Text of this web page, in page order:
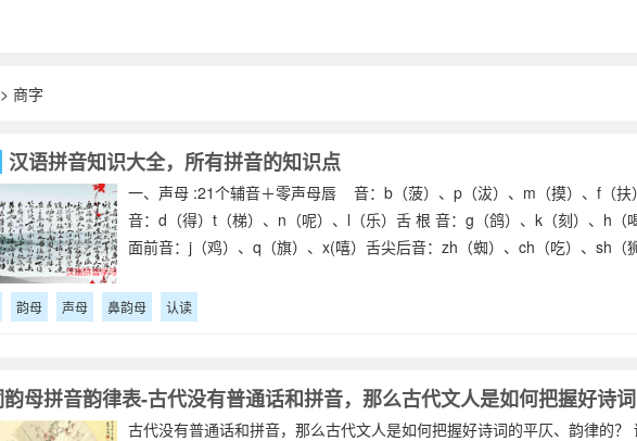
> 商字
汉语拼音知识大全，所有拼音的知识点
一、声母 :21个辅音＋零声母唇 音：b（菠）、p（沷）、m（摸）、f（扶
音：d（得）t（梯）、n（呢）、l（乐）舌 根 音：g（鸽）、k（刻）、h（
面前音：j（鸡）、q（旗）、x(嘻）舌尖后音：zh（蜘）、ch（吃）、sh（
韵母 声母 鼻韵母 认读
古代没有普通话和拼音，那么古代文人是如何把握好诗词的平仄、韵律的？